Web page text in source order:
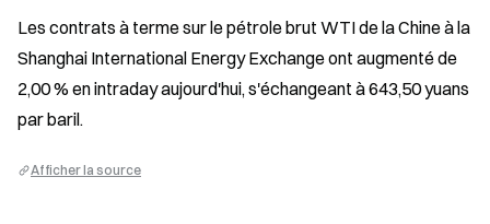
Les contrats à terme sur le pétrole brut WTI de la Chine à la
Shanghai International Energy Exchange ont augmenté de
2,00 % en intraday aujourd'hui, s'échangeant à 643,50 yuans
par baril.
Afficher la source